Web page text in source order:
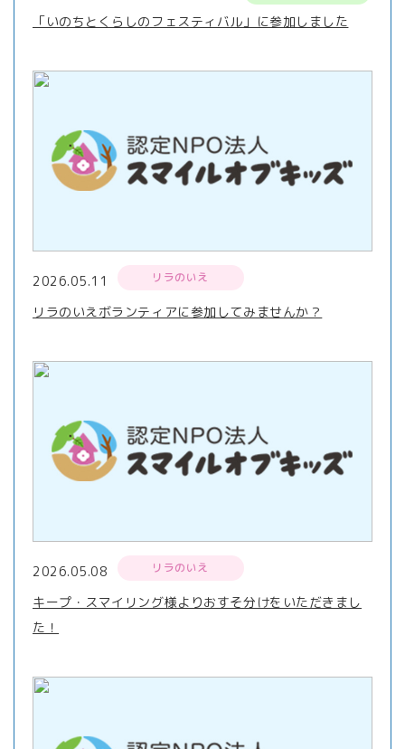
「いのちとくらしのフェスティバル」に参加しました
2026.05.11 リラのいえ
リラのいえボランティアに参加してみませんか？
2026.05.08 リラのいえ
キープ・スマイリング様よりおすそ分けをいただきまし
た！